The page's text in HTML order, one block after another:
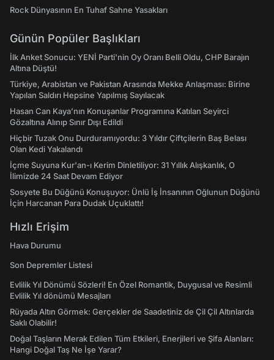
Rock Dünyasının En Tuhaf Sahne Yasakları
Günün Popüler Başlıkları
İlk Anket Sonucu: YENİ Parti'nin Oy Oranı Belli Oldu, CHP Barajın
Altına Düştü!
Türkiye, Arabistan ve Pakistan Arasında Mekke Anlaşması: Birine
Yapılan Saldırı Hepsine Yapılmış Sayılacak
Hasan Can Kaya’nın Konuşanlar Programına Katılan Seyirci
Gözaltına Alınıp Sınır Dışı Edildi
Hiçbir Tuzak Onu Durduramıyordu: 3 Yıldır Çiftçilerin Baş Belası
Olan Kedi Yakalandı
İçme Suyuna Kur'an-ı Kerim Dinletiliyor: 31 Yıllık Alışkanlık, O
İlimizde 24 Saat Devam Ediyor
Sosyete Bu Düğünü Konuşuyor: Ünlü İş İnsanının Oğlunun Düğünü
İçin Harcanan Para Dudak Uçuklattı!
Hızlı Erişim
Hava Durumu
Son Depremler Listesi
Evlilik Yıl Dönümü Sözleri! En Özel Romantik, Duygusal ve Resimli
Evlilik Yıl dönümü Mesajları
Rüyada Altın Görmek: Gerçekler de Saadetiniz de Çil Çil Altınlarda
Saklı Olabilir!
Doğal Taşların Merak Edilen Tüm Etkileri, Enerjileri ve Şifa Alanları:
Hangi Doğal Taş Ne İşe Yarar?